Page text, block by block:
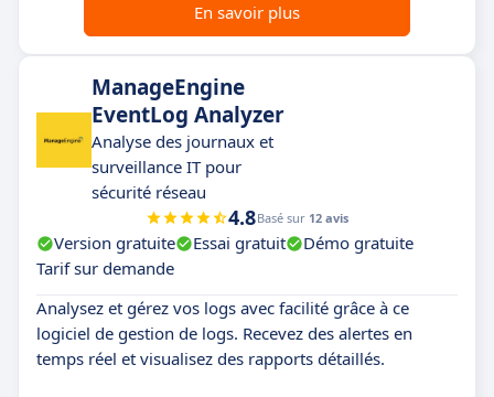
En savoir plus
ManageEngine
EventLog Analyzer
Analyse des journaux et
surveillance IT pour
sécurité réseau
4.8Basé sur 12 avis
Version gratuite Essai gratuit
Démo gratuite
Tarif sur demande
Analysez et gérez vos logs avec facilité grâce à ce
logiciel de gestion de logs. Recevez des alertes en
temps réel et visualisez des rapports détaillés.